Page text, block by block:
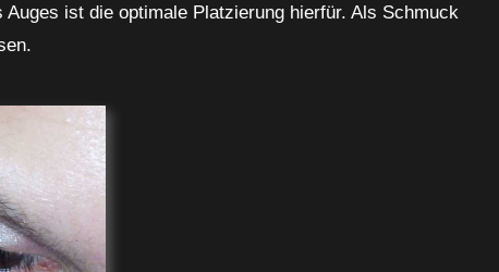
ist die optimale Platzierung hierfür. Als Schmuck